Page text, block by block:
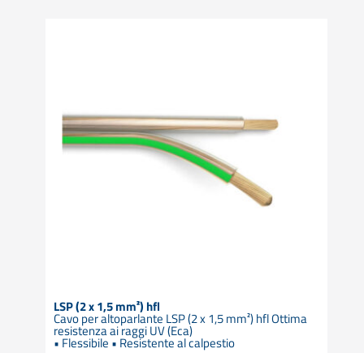
LSP (2 x 1,5 mm²) hfl
Cavo per altoparlante LSP (2 x 1,5 mm²) hfl Ottima
resistenza ai raggi UV (Eca)
• Flessibile • Resistente al calpestio